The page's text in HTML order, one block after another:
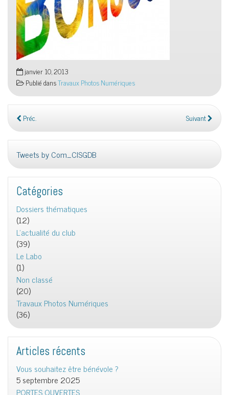
janvier 10, 2013
Publié dansTravaux Photos Numériques
Préc. Suivant
Tweets by Com_CISGDB
Catégories
Dossiers thématiques
(12)
L'actualité du club
(39)
Le Labo
(1)
Non classé
(20)
Travaux Photos Numériques
(36)
Articles récents
Vous souhaitez être bénévole ?
5 septembre 2025
PORTES OUVERTES